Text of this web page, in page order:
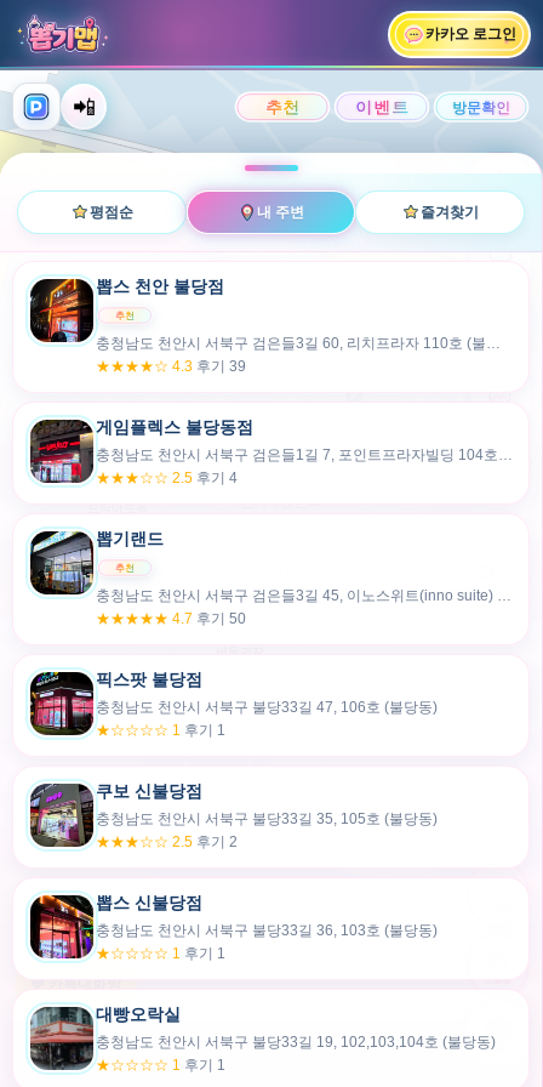
카카오 로그인
평점순 내 주변 즐겨찾기
뽑스 천안 불당점
충청남도 천안시 서북구 검은들3길 60, 리치프라자 110호 (불당동)
★★★★☆ 4.3 후기 39
게임플렉스 불당동점
충청남도 천안시 서북구 검은들1길 7, 포인트프라자빌딩 104호 (불당동)
★★★☆☆ 2.5 후기 4
뽑기랜드
충청남도 천안시 서북구 검은들3길 45, 이노스위트(inno suite) 102호 (불당동)
★★★★★ 4.7 후기 50
픽스팟 불당점
충청남도 천안시 서북구 불당33길 47, 106호 (불당동)
★☆☆☆☆ 1 후기 1
쿠보 신불당점
충청남도 천안시 서북구 불당33길 35, 105호 (불당동)
★★★☆☆ 2.5 후기 2
뽑스 신불당점
충청남도 천안시 서북구 불당33길 36, 103호 (불당동)
★☆☆☆☆ 1 후기 1
대빵오락실
충청남도 천안시 서북구 불당33길 19, 102,103,104호 (불당동)
★☆☆☆☆ 1 후기 1
30m
📲
내위치
💬 카톡대화방